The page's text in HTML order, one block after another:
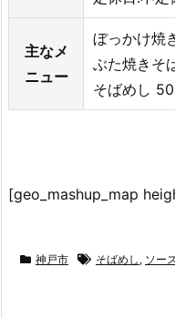
主なメ
ニュー
ぼっかけ
ぶた焼き
そばめし
[geo_mashup_map
神戸市 そばめし , ソー